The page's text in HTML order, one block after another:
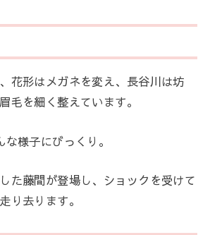
花形はメガネを変え、長谷川は坊
毛を細く整えています。
様子にびっくり。
た藤間が登場し、ショックを受けて
り去ります。